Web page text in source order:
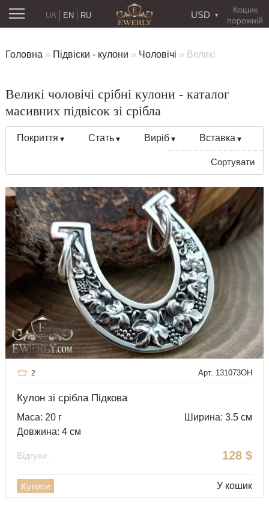
Кошик
порожній
USD
RU
UA EN
Головна » Підвіски - кулони » Чоловічі » Великі
Великі чоловічі срібні кулони - каталог
масивних підвісок зі срібла
Покриття Стать Виріб Вставка
Сортувати
Арт. 131073OH
2
Кулон зі срібла Підкова
Маса: 20 г
Ширина: 3.5 см
Довжина: 4 см
128 $
Відгуки
Купити У кошик